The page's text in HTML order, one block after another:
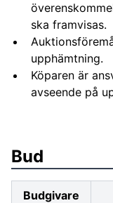
ska framvisas.
upphämtning.
Köparen är
avseende på
Bud
Budgivare